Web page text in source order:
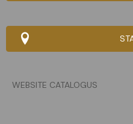
WEBSITE CATALOGUS